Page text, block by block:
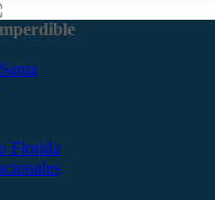
Florida